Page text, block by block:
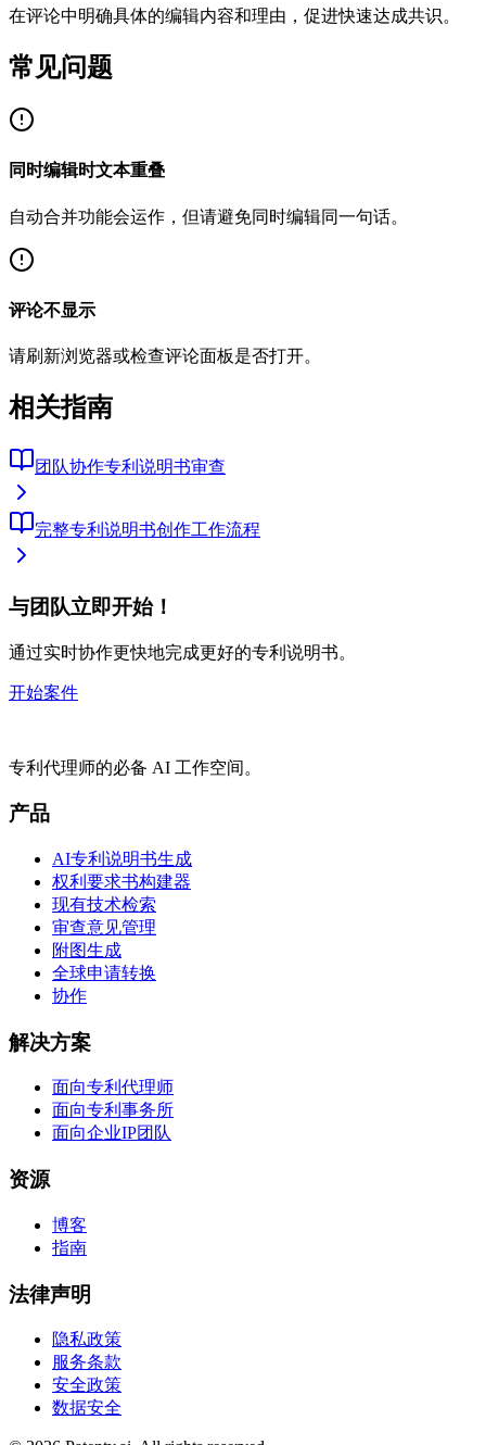
在评论中明确具体的编辑内容和理由，促进快速达成共识。
常见问题
同时编辑时文本重叠
自动合并功能会运作，但请避免同时编辑同一句话。
评论不显示
请刷新浏览器或检查评论面板是否打开。
相关指南
团队协作专利说明书审查
完整专利说明书创作工作流程
与团队立即开始！
通过实时协作更快地完成更好的专利说明书。
开始案件
专利代理师的必备 AI 工作空间。
产品
AI专利说明书生成
权利要求书构建器
现有技术检索
审查意见管理
附图生成
全球申请转换
协作
解决方案
面向专利代理师
面向专利事务所
面向企业IP团队
资源
博客
指南
法律声明
隐私政策
服务条款
安全政策
数据安全